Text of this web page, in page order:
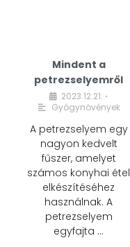
Mindent a
petrezselyemről
2023.12.21. •
Gyógynövények
A petrezselyem egy
nagyon kedvelt
fűszer, amelyet
számos konyhai étel
elkészítéséhez
használnak. A
petrezselyem
egyfajta …